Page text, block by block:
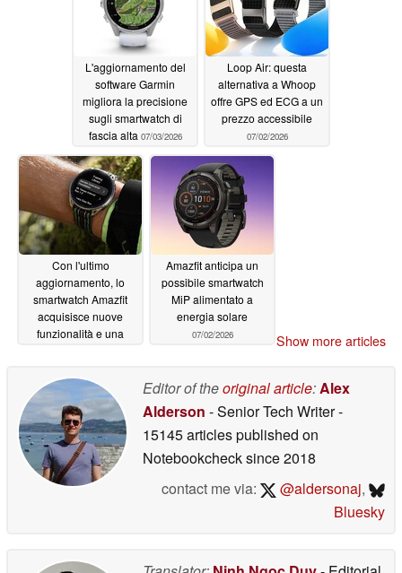
L'aggiornamento del
software Garmin
migliora la precisione
sugli smartwatch di
fascia alta 07/03/2026
Loop Air: questa
alternativa a Whoop
offre GPS ed ECG a un
prezzo accessibile
07/02/2026
Con l'ultimo
aggiornamento, lo
smartwatch Amazfit
acquisisce nuove
funzionalità e una
Amazfit anticipa un
possibile smartwatch
MiP alimentato a
energia solare
07/02/2026 Show more articles
Editor of theoriginal article:Alex
Alderson - Senior Tech Writer-
15145 articles published on
Notebookchecksince 2018
contact me via:
@aldersonaj,
Bluesky